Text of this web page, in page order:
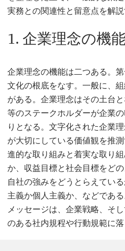
実務との関連性と留意点を解説
1. 企業理念の機
企業理念の機能は二つある。
文化の根底をなす。一般に、
がある。企業理念はその土台
等のステークホルダーが企業
りとなる。文字化された企業
が大切にしている価値観を推
進的な取り組みと着実な取り
か、収益目標と社会目標をどの
自社の強みをどうとらえてい
主義か個人主義か、などであ
メッセージは、企業戦略、そ
のある社内規程や行動規範に落